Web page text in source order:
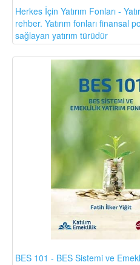
Herkes İçin Yatırım Fonları -
rehber. Yatırım fonları finansal
sağlayan yatırım türüdür
BES 101 - BES Sistemi ve